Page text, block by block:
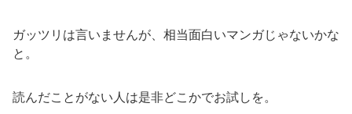
ガッツリは言いませんが、相当面白いマンガじゃないかな
と。
読んだことがない人は是非どこかでお試しを。